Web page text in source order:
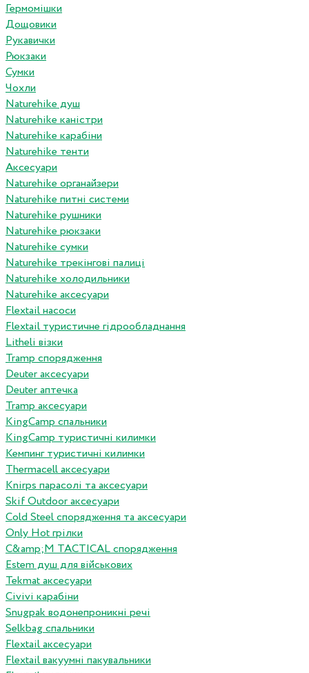
Гермомішки
Дощовики
Рукавички
Рюкзаки
Сумки
Чохли
Naturehike душ
Naturehike каністри
Naturehike карабіни
Naturehike тенти
Аксесуари
Naturehike органайзери
Naturehike питні системи
Naturehike рушники
Naturehike рюкзаки
Naturehike сумки
Naturehike трекінгові палиці
Naturehike холодильники
Naturehike аксесуари
Flextail насоси
Flextail туристичне гідрообладнання
Litheli візки
Tramp спорядження
Deuter аксесуари
Deuter аптечка
Tramp аксесуари
KingCamp спальники
KingCamp туристичні килимки
Кемпинг туристичні килимки
Thermacell аксесуари
Knirps парасолі та аксесуари
Skif Outdoor аксесуари
Cold Steel спорядження та аксесуари
Only Hot грілки
C&amp;M TACTICAL спорядження
Estem душ для військових
Tekmat аксесуари
Сivivi карабіни
Snugpak водонепроникні речі
Selkbag спальники
Flextail аксесуари
Flextail вакуумні пакувальники